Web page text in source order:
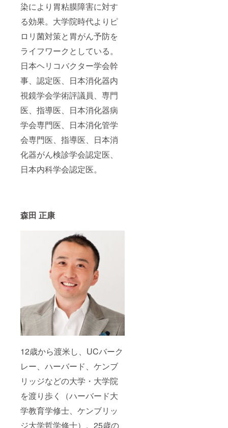
染により胃粘膜障害に対す
る効果。大学院時代よりピ
ロリ菌対策と胃がん予防を
ライフワークとしている。
日本ヘリコバクター学会幹
事、認定医、日本消化器内
視鏡学会学術評議員、専門
医、指導医、日本消化器病
学会専門医、日本消化管学
会専門医、指導医、日本消
化器がん検診学会認定医、
日本内科学会認定医。
森田 正康
12歳から渡米し、UCバーク
レー、ハーバード、ケンブ
リッジなどの大学・大学院
を渡り歩く（ハーバード大
学教育学修士、ケンブリッ
ジ大学哲学修士）。25歳の